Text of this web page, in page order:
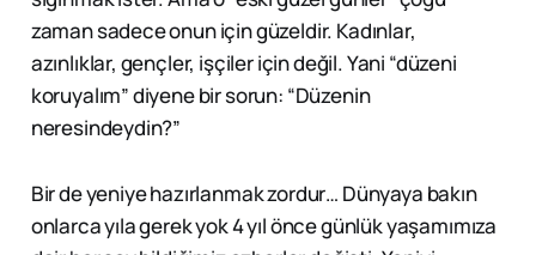
zaman sadece onun için güzeldir. Kadınlar,
azınlıklar, gençler, işçiler için değil. Yani “düzeni
koruyalım” diyene bir sorun: “Düzenin
neresindeydin?”
Bir de yeniye hazırlanmak zordur… Dünyaya bakın
onlarca yıla gerek yok 4 yıl önce günlük yaşamımıza